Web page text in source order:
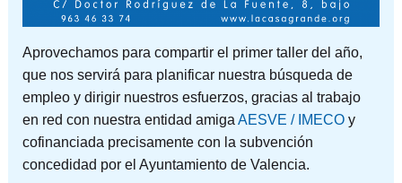
Aprovechamos para compartir el primer taller del año,
que nos servirá para planificar nuestra búsqueda de
empleo y dirigir nuestros esfuerzos, gracias al trabajo
en red con nuestra entidad amiga AESVE / IMECOy
cofinanciada precisamente con la subvención
concedidad por el Ayuntamiento de Valencia.